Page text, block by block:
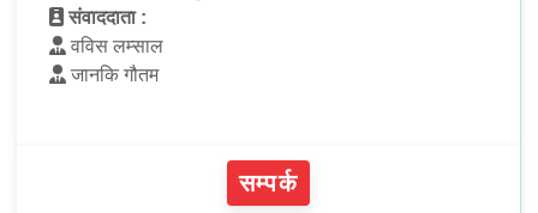
संवाददाता :
वविस लम्साल
जानकि गौतम
सम्पर्क